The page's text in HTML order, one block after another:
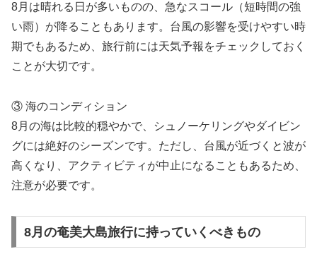
8月は晴れる日が多いものの、急なスコール（短時間の強
い雨）が降ることもあります。台風の影響を受けやすい時
期でもあるため、旅行前には天気予報をチェックしておく
ことが大切です。
③ 海のコンディション
8月の海は比較的穏やかで、シュノーケリングやダイビン
グには絶好のシーズンです。ただし、台風が近づくと波が
高くなり、アクティビティが中止になることもあるため、
注意が必要です。
8月の奄美大島旅行に持っていくべきもの